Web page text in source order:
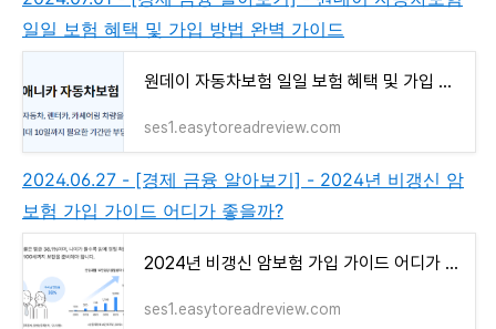
일일 보험 혜택 및 가입 방법 완벽 가이드
원데이 자동차보험 일일 보험 혜택 및 가입 방법 완벽 가이드
ses1.easytoreadreview.com
2024.06.27 - [경제 금융 알아보기] - 2024년 비갱신 암
보험 가입 가이드 어디가 좋을까?
2024년 비갱신 암보험 가입 가이드 어디가 좋을까?
ses1.easytoreadreview.com